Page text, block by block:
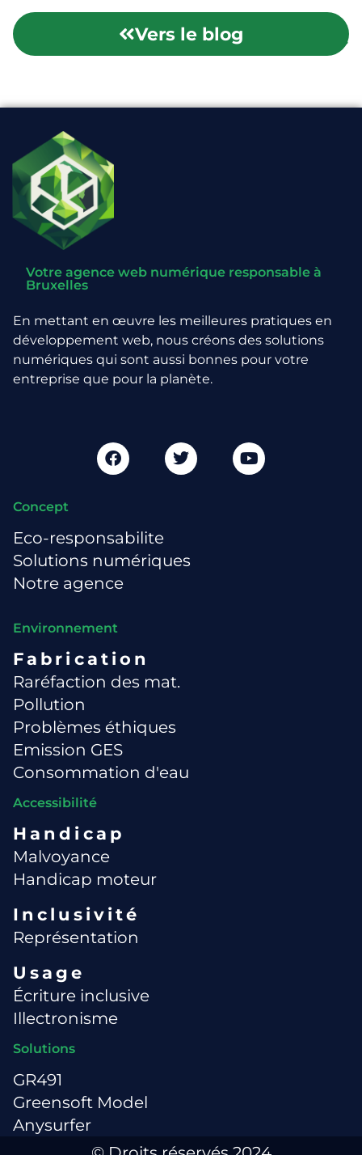
Représentation Illectronisme
Vers le blog
Votre agence web numérique responsable à
Bruxelles
En mettant en œuvre les meilleures pratiques en
développement web, nous créons des solutions
numériques qui sont aussi bonnes pour votre
entreprise que pour la planète.
Concept
Eco-responsabilite
Solutions numériques
Notre agence
Environnement
Fabrication
Raréfaction des mat.
Pollution
Problèmes éthiques
Emission GES
Consommation d'eau
Accessibilité
Handicap
Malvoyance
Handicap moteur
Inclusivité
Représentation
Usage
Écriture inclusive
Illectronisme
Solutions
GR491
Greensoft Model
Anysurfer